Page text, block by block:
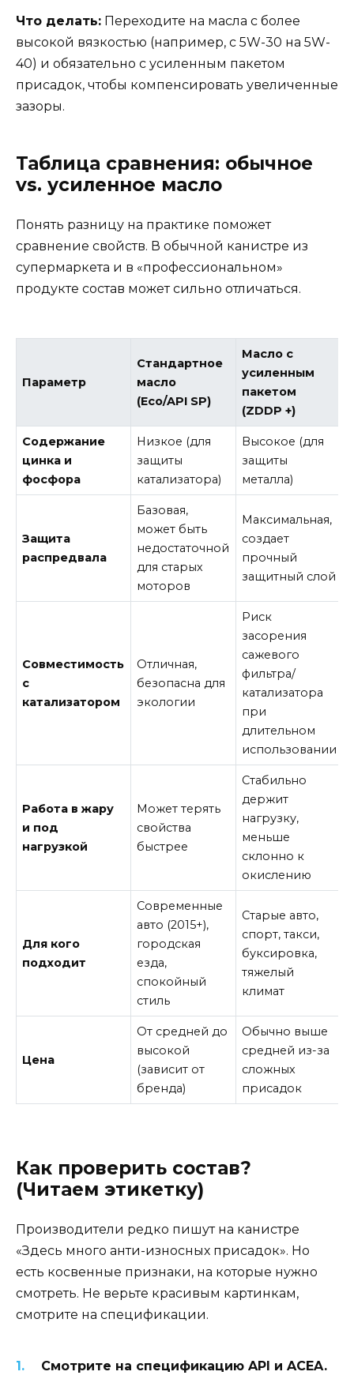
Что делать: Переходите на масла с более
высокой вязкостью (например, с 5W-30 на 5W-
40) и обязательно с усиленным пакетом
присадок, чтобы компенсировать увеличенные
зазоры.
Таблица сравнения: обычное
vs. усиленное масло
Понять разницу на практике поможет
сравнение свойств. В обычной канистре из
супермаркета и в «профессиональном»
продукте состав может сильно отличаться.
Параметр
Стандартное
масло
(Eco/API SP)
Масло с
усиленным
пакетом
(ZDDP +)
Содержание
цинка и
фосфора
Низкое (для
защиты
катализатора)
Высокое (для
защиты
металла)
Защита
распредвала
Базовая,
может быть
недостаточной
для старых
моторов
Максимальная,
создает
прочный
защитный слой
Совместимость
с
катализатором
Отличная,
безопасна для
экологии
Риск
засорения
сажевого
фильтра/
катализатора
при
длительном
использовании
Работа в жару
и под
нагрузкой
Может терять
свойства
быстрее
Стабильно
держит
нагрузку,
меньше
склонно к
окислению
Для кого
подходит
Современные
авто (2015+),
городская
езда,
спокойный
стиль
Старые авто,
спорт, такси,
буксировка,
тяжелый
климат
Цена
От средней до
высокой
(зависит от
бренда)
Обычно выше
средней из-за
сложных
присадок
Как проверить состав?
(Читаем этикетку)
Производители редко пишут на канистре
«Здесь много анти-износных присадок». Но
есть косвенные признаки, на которые нужно
смотреть. Не верьте красивым картинкам,
смотрите на спецификации.
Смотрите на спецификацию API и ACEA.